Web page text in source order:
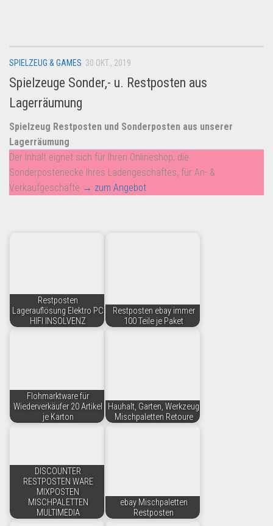
Amazon
Aldi
Lidl
Kostenlos verkaufen
Anmelden
Kostenlos Registrieren
SPIELZEUG & GAMES 30 OKT., 2019
Spielzeuge Sonder,- u. Restposten aus
Lagerräumung
Spielzeug Restposten und Sonderposten aus unserer
Lagerräumung
Der Inhalt eignet sich für Ihren Onlineshop, die
Sonderpostenecke Ihres Ladengeschäftes, für An- &
Verkaufgeschäfte → zum Angebot
Restposten
Lagerauflösung Elektro PC
HIFI INSOLVENZ
Restposten ebay immer
100 Teile je Paket
Flohmarktware für
Wiederverkäufer 20 Artikel
je Karton
Hauhalt, Garten, Werkzeug
Mischpaletten Retoure
DISCOUNTER
RESTPOSTEN WARE
MIXPOSTEN
MISCHPALETTEN
MULTIMEDIA
ebay Mischpaletten
Restposten